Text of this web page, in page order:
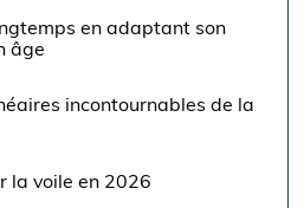
en adaptant son
âge
incontournables de la
la voile en 2026